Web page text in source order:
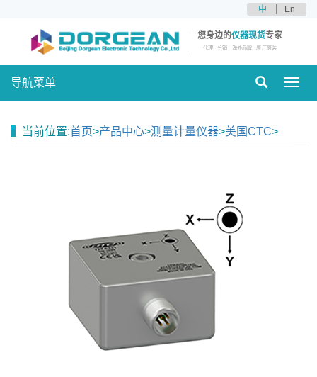
中 En
您身边的仪器现货专家
代理 分销 海外品牌 原厂原装
导航菜单
当前位置:首页>产品中心>测量计量仪器>美国CTC>